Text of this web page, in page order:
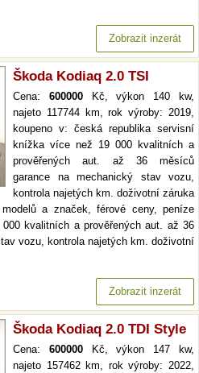
Zobrazit inzerát
Škoda Kodiaq 2.0 TSI
Cena: 600000Kč, výkon 140 kw,
najeto 117744 km, rok výroby: 2019,
koupeno v: česká republika servisní
knížka více než 19 000 kvalitních a
prověřených aut. až 36 měsíců
garance na mechanický stav vozu,
kontrola najetých km. doživotní záruka
a značek, férové ceny, peníze
kvalitních a prověřených aut. až 36
vozu, kontrola najetých km. doživotní
Zobrazit inzerát
Škoda Kodiaq 2.0 TDI Style
Cena: 600000Kč, výkon 147 kw,
najeto 157462 km, rok výroby: 2022,